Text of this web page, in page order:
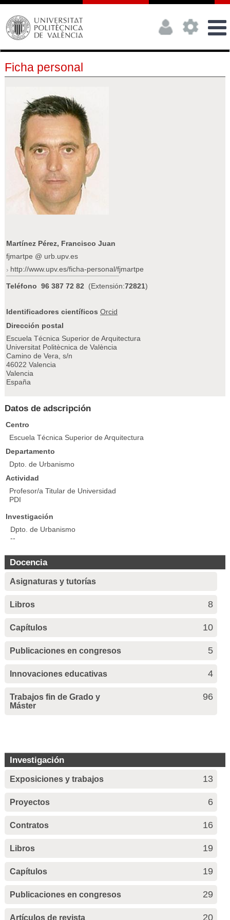
Ficha personal
Martínez Pérez, Francisco Juan
fjmartpe @ urb.upv.es
http://www.upv.es/ficha-personal/fjmartpe
Teléfono 96 387 72 82 (Extensión:72821)
Identificadores científicos Orcid
Dirección postal
Escuela Técnica Superior de Arquitectura
Universitat Politècnica de València
Camino de Vera, s/n
46022 Valencia
Valencia
España
Datos de adscripción
Centro
Escuela Técnica Superior de Arquitectura
Departamento
Dpto. de Urbanismo
Actividad
Profesor/a Titular de Universidad
PDI
Investigación
Dpto. de Urbanismo
--
Docencia
Asignaturas y tutorías
Libros 8
Capítulos 10
Publicaciones en congresos 5
Innovaciones educativas 4
Trabajos fin de Grado y
Máster
96
Investigación
Exposiciones y trabajos 13
Proyectos 6
Contratos 16
Libros 19
Capítulos 19
Publicaciones en congresos 29
Artículos de revista 20